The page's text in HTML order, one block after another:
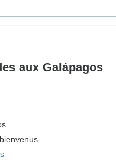
aux Galápagos